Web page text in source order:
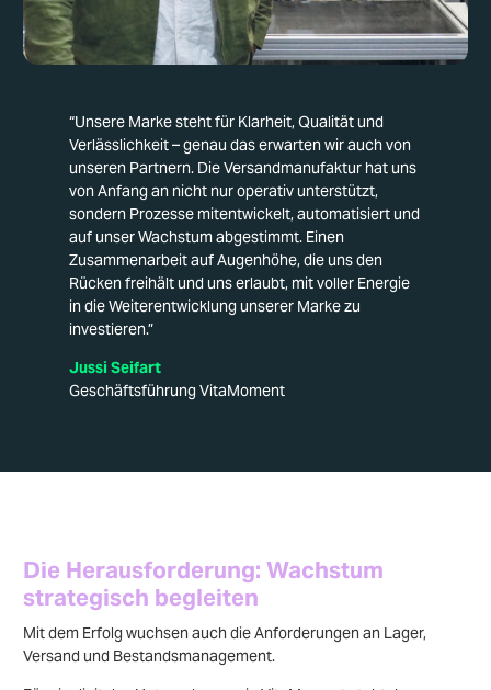
“Unsere Marke steht für Klarheit, Qualität und
Verlässlichkeit – genau das erwarten wir auch von
unseren Partnern. Die Versandmanufaktur hat uns
von Anfang an nicht nur operativ unterstützt,
sondern Prozesse mitentwickelt, automatisiert und
auf unser Wachstum abgestimmt. Einen
Zusammenarbeit auf Augenhöhe, die uns den
Rücken freihält und uns erlaubt, mit voller Energie
in die Weiterentwicklung unserer Marke zu
investieren.”
Jussi Seifart
Geschäftsführung VitaMoment
Die Herausforderung: Wachstum
strategisch begleiten
Mit dem Erfolg wuchsen auch die Anforderungen an Lager,
Versand und Bestandsmanagement.